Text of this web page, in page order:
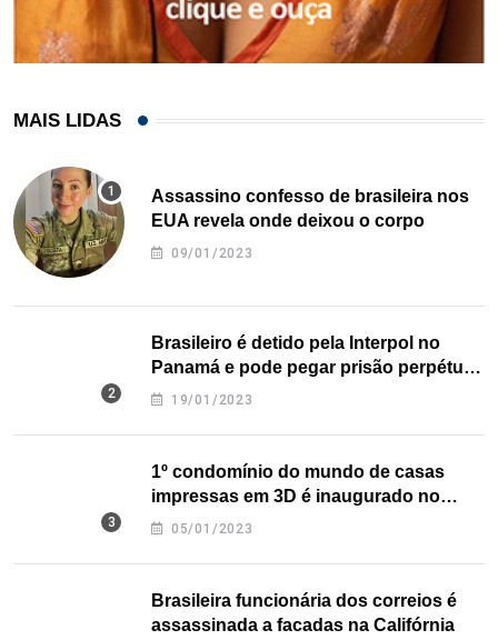
MAIS LIDAS
Assassino confesso de brasileira nos
EUA revela onde deixou o corpo
09/01/2023
Brasileiro é detido pela Interpol no
Panamá e pode pegar prisão perpétua
nos EUA
19/01/2023
1º condomínio do mundo de casas
impressas em 3D é inaugurado no
Texas
05/01/2023
Brasileira funcionária dos correios é
assassinada a facadas na Califórnia